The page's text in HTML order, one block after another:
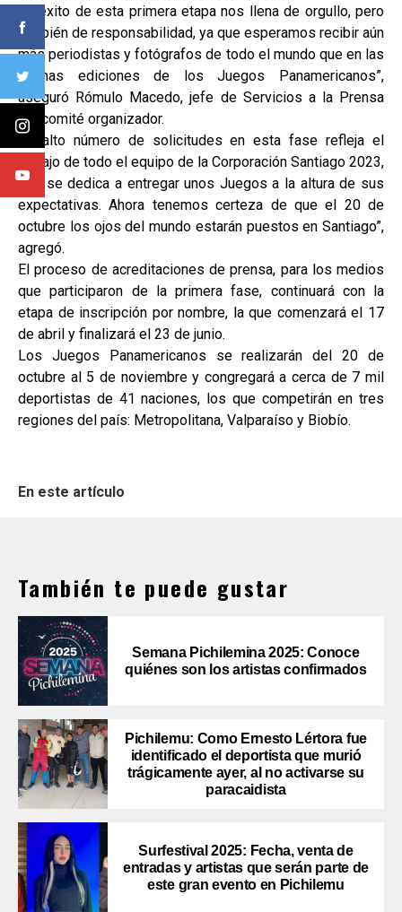
“El éxito de esta primera etapa nos llena de orgullo, pero
también de responsabilidad, ya que esperamos recibir aún
más periodistas y fotógrafos de todo el mundo que en las
últimas ediciones de los Juegos Panamericanos”,
aseguró Rómulo Macedo, jefe de Servicios a la Prensa
del comité organizador.
“El alto número de solicitudes en esta fase refleja el
trabajo de todo el equipo de la Corporación Santiago 2023,
que se dedica a entregar unos Juegos a la altura de sus
expectativas. Ahora tenemos certeza de que el 20 de
octubre los ojos del mundo estarán puestos en Santiago”,
agregó.
El proceso de acreditaciones de prensa, para los medios
que participaron de la primera fase, continuará con la
etapa de inscripción por nombre, la que comenzará el 17
de abril y finalizará el 23 de junio.
Los Juegos Panamericanos se realizarán del 20 de
octubre al 5 de noviembre y congregará a cerca de 7 mil
deportistas de 41 naciones, los que competirán en tres
regiones del país: Metropolitana, Valparaíso y Biobío.
En este artículo
También te puede gustar
Semana Pichilemina 2025: Conoce
quiénes son los artistas confirmados
Pichilemu: Como Ernesto Lértora fue
identificado el deportista que murió
trágicamente ayer, al no activarse su
paracaidista
Surfestival 2025: Fecha, venta de
entradas y artistas que serán parte de
este gran evento en Pichilemu